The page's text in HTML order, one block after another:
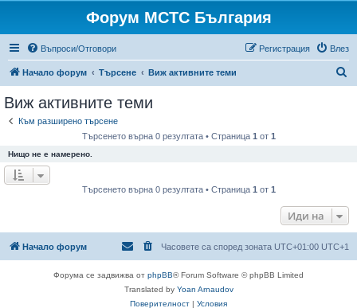
Форум МСТС България
Въпроси/Отговори Влез
Регистрация
Начало форум Търсене Виж активните теми
Виж активните теми
Към разширено търсене
Търсенето върна 0 резултата • Страница 1 от 1
Нищо не е намерено.
Търсенето върна 0 резултата • Страница 1 от 1
Иди на
Начало форум Часовете са според зоната UTC+01:00 UTC+1
Форума се задвижва от phpBB® Forum Software © phpBB Limited
Translated by Yoan Arnaudov
Поверителност | Условия